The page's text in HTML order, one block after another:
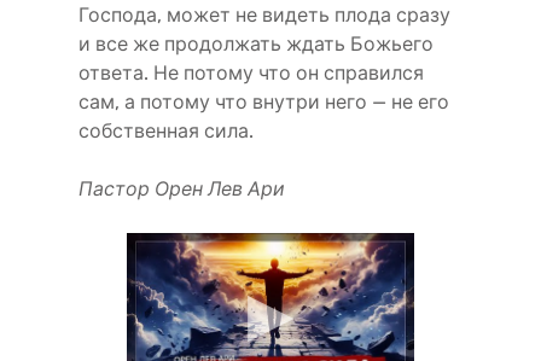
Господа, может не видеть плода сразу
и все же продолжать ждать Божьего
ответа. Не потому что он справился
сам, а потому что внутри него — не его
собственная сила.
Пастор Орен Лев Ари